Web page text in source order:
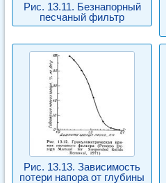
Рис. 13.11. Безнапорный
песчаный фильтр
Рис. 13.13. Зависимость
потери напора от глубины